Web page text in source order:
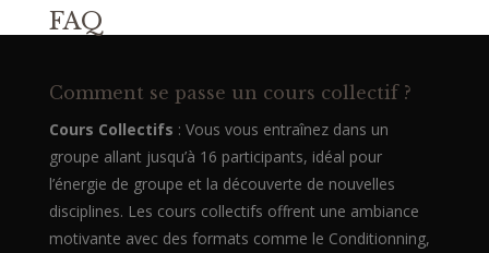
FAQ
Comment se passe un cours collectif ?
Cours Collectifs : Vous vous entraînez dans un
groupe allant jusqu’à 16 participants, idéal pour
l’énergie de groupe et la découverte de nouvelles
disciplines. Les cours collectifs offrent une ambiance
motivante avec des formats comme le Conditionning,